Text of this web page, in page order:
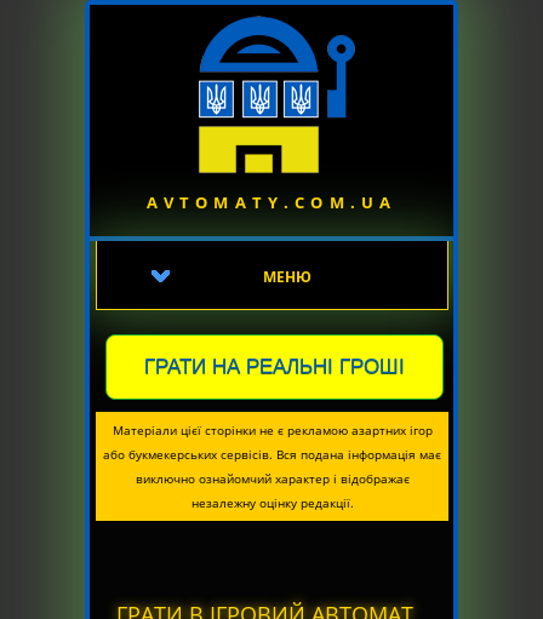
AVTOMATY.COM.UA
МЕНЮ
ГРАТИ НА РЕАЛЬНІ ГРОШІ
Матеріали цієї сторінки не є рекламою азартних ігор
або букмекерських сервісів. Вся подана інформація має
виключно ознайомчий характер і відображає
незалежну оцінку редакції.